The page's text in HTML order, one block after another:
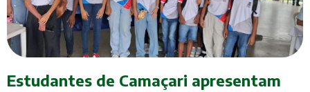
Estudantes de Camaçari apresentam